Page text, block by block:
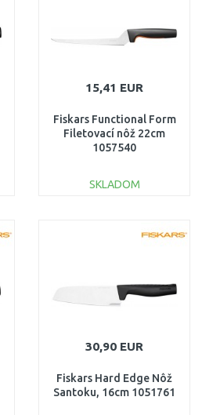
15,41 EUR
Fiskars Functional Form
Filetovací nôž 22cm
1057540
SKLADOM
30,90 EUR
Fiskars Hard Edge Nôž
Santoku, 16cm 1051761